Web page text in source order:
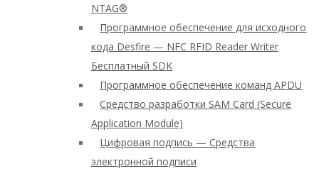
NTAG®
Программное обеспечение для исходного
кода Desfire — NFC RFID Reader Writer
Бесплатный SDK
Программное обеспечение команд APDU
Средство разработки SAM Card (Secure
Application Module)
Цифровая подпись — Средства
электронной подписи